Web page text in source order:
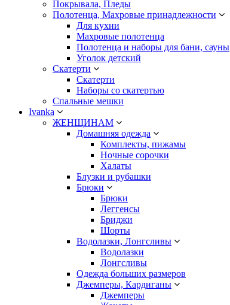
Покрывала, Пледы
Полотенца, Махровые принадлежности
Для кухни
Махровые полотенца
Полотенца и наборы для бани, сауны
Уголок детский
Скатерти
Скатерти
Наборы со скатертью
Спальные мешки
Ivanka
ЖЕНЩИНАМ
Домашняя одежда
Комплекты, пижамы
Ночные сорочки
Халаты
Блузки и рубашки
Брюки
Брюки
Леггенсы
Бриджи
Шорты
Водолазки, Лонгсливы
Водолазки
Лонгсливы
Одежда больших размеров
Джемперы, Кардиганы
Джемперы